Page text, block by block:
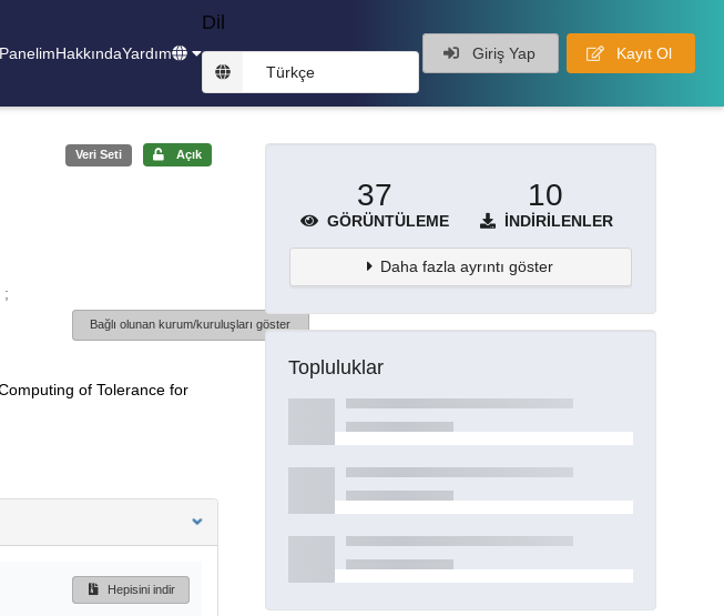
HakkındaYardım
Dil
Türkçe
Giriş Yap Kayıt Ol
Veri Seti Açık
Bağlı olunan kurum/kuruluşları göster
of Tolerance for
Hepisini indir
37
GÖRÜNTÜLEME
10
İNDIRILENLER
Daha fazla ayrıntı göster
Topluluklar